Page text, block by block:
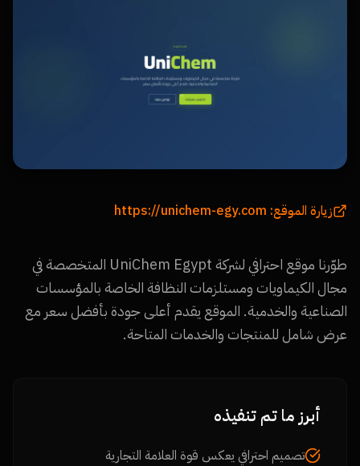
زيارة الموقع: https://unichem-egy.com
طوّرنا موقع احترافي لشركة UniChem Egypt المتخصصة في
مجال الكيماويات ومستلزمات النظافة الخاصة بالمؤسسات
الصناعية والخدمية. الموقع يقدم أعلى جودة بأفضل سعر مع
عرض شامل للمنتجات والخدمات المتاحة.
أبرز ما تم تنفيذه
تصميم احترافي يعكس قوة العلامة التجارية